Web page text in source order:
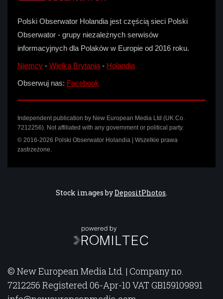
Polski Obserwator Holandia jest częścią sieci Polski
Obserwator - grupy niezależnych serwisów
informacyjnych dla Polaków w Europie od 2016 roku.
Niemcy - Wielka Brytania- Holandia
Obserwuj nas: Facebook
Independent publication by New European Media Ltd (UK Co.
7212256). Not affiliated with any government or political party.
© 2016-2026 Polski Obserwator Holandia | Wszelkie prawa
zastrzeżone.
Stock images byDepositPhotos.
© New European Media Ltd. | Company no.
7212256 Registered 06-Apr-10 VAT GB159109891